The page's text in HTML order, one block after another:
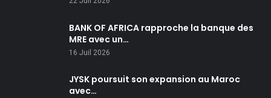
BANK OF AFRICA rapproche la banque des
MRE avec un…
16 Juil 2026
JYSK poursuit son expansion au Maroc
avec…